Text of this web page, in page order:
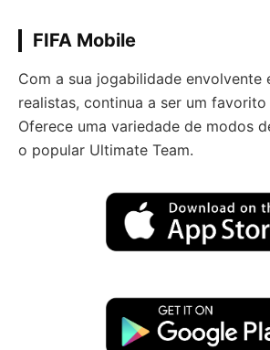
FIFA Mobile
Com a sua jogabilidade envolvente
realistas, continua a ser um
Oferece uma variedade de modos
o popular Ultimate Team.